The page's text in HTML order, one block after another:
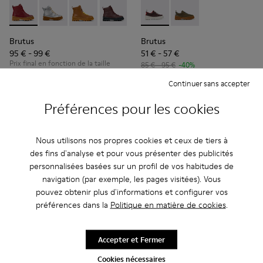
Préférences pour les cookies
Nous utilisons nos propres cookies et ceux de tiers à
des fins d'analyse et pour vous présenter des publicités
personnalisées basées sur un profil de vos habitudes de
navigation (par exemple, les pages visitées). Vous
pouvez obtenir plus d'informations et configurer vos
préférences dans la Politique en matière de cookies.
Cookies nécessaires
Continuer sans accepter
Accepter et Fermer
Brutus - K900179-014 - Bottes à lacets en cuir bordeaux
Brutus - K900179-035
Brutus - K900179-032
Brutus - K900179-031 - Bottines en
Brutus - K900179-027
Brutus - K900179-026
Brutus -
Brutus
95 € - 99 €
Prix final en fonction de la taille
Ajouter
Brutus - K800420-006 -
Brutus - K800420-
Brutus
51 € - 57 €
85 € - 95 € -40%
Ajouter